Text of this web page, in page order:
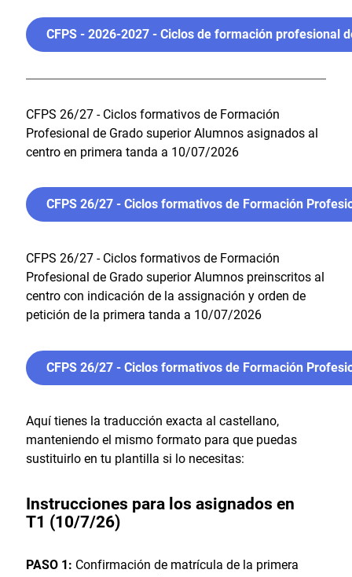
CFPS - 2026-2027 - Ciclos de formación
CFPS 26/27 - Ciclos formativos de Formación
Profesional de Grado superior Alumnos asignados al
centro en primera tanda a 10/07/2026
CFPS 26/27 - Ciclos formativos de Formación
CFPS 26/27 - Ciclos formativos de Formación
Profesional de Grado superior Alumnos preinscritos al
centro con indicación de la assignación y orden de
petición de la primera tanda a 10/07/2026
CFPS 26/27 - Ciclos formativos de Formación
Aquí tienes la traducción exacta al castellano,
manteniendo el mismo formato para que puedas
sustituirlo en tu plantilla si lo necesitas:
Instrucciones para los asignados en
T1 (10/7/26)
PASO 1: Confirmación de matrícula de la primera